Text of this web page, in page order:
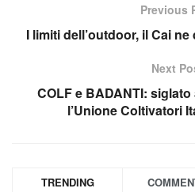
Previous
I limiti dell’outdoor, il Cai
Next
COLF e BADANTI:
l’Unione Coltivatori
TRENDING